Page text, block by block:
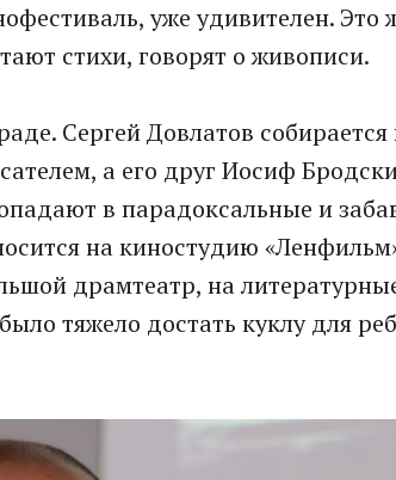
уже удивителен. Это
стихи, говорят о живописи.
Сергей Довлатов собирается
а его друг Иосиф
в парадоксальные и
на киностудию
драмтеатр, на
тяжело достать куклу для